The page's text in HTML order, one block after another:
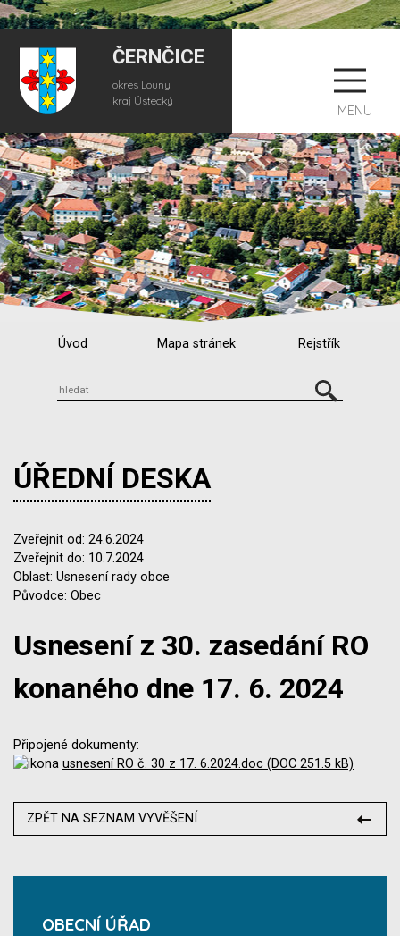
ČERNČICE
okres Louny
kraj Ústecký
MENU
Úvod Mapa stránek Rejstřík
ÚŘEDNÍ DESKA
Zveřejnit od: 24.6.2024
Zveřejnit do: 10.7.2024
Oblast: Usnesení rady obce
Původce: Obec
Usnesení z 30. zasedání RO
konaného dne 17. 6. 2024
Připojené dokumenty:
usnesení RO č. 30 z 17. 6.2024.doc (DOC 251.5 kB)
ZPĚT NA SEZNAM VYVĚŠENÍ
OBECNÍ ÚŘAD